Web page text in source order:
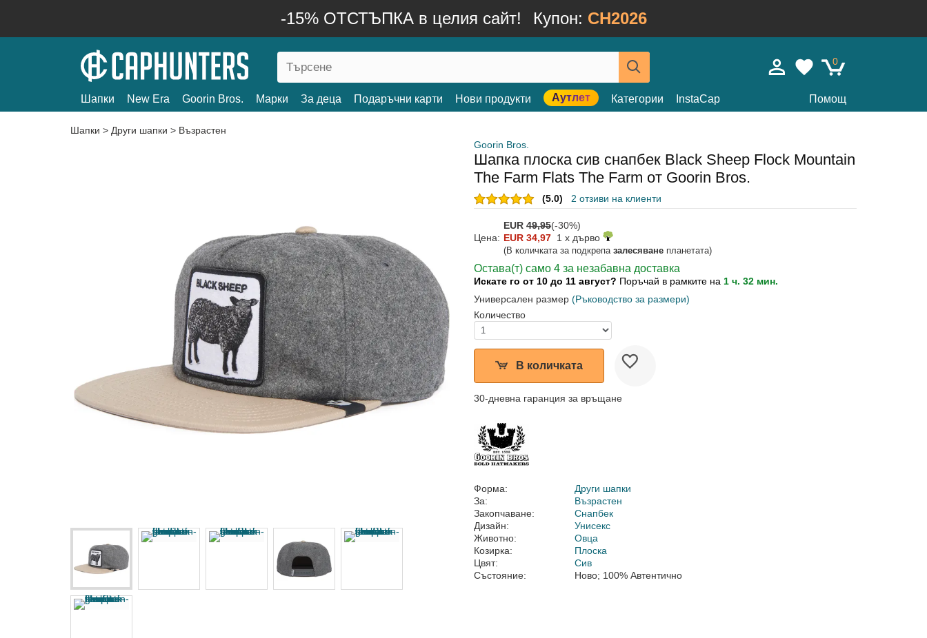
-15% ОТСТЪПКА в целия сайт! Купон: CH2026
0
Шапки New Era Goorin Bros. Марки За деца Подаръчни карти Нови продукти Аутлет Категории InstaCap Помощ
Шапки > Други шапки > Възрастен
Goorin Bros.
Шапка плоска сив снапбек Black Sheep Flock Mountain
The Farm Flats The Farm от Goorin Bros.
(5.0) 2 отзиви на клиенти
EUR 49,95(-30%)
Цена: EUR 34,97 1 x дърво
(В количката за подкрепа залесяване планетата)
Остава(т) само 4 за незабавна доставка
Искате го от 10 до 11 август? Поръчай в рамките на 1 ч. 32 мин.
Универсален размер (Ръководство за размери)
Количество
В количката
30-дневна гаранция за връщане
Форма:
Други шапки
За:
Възрастен
Закопчаване:
Снапбек
Дизайн:
Унисекс
Животно:
Овца
Козирка:
Плоска
Цвят:
Сив
Състояние:
Ново; 100% Автентично